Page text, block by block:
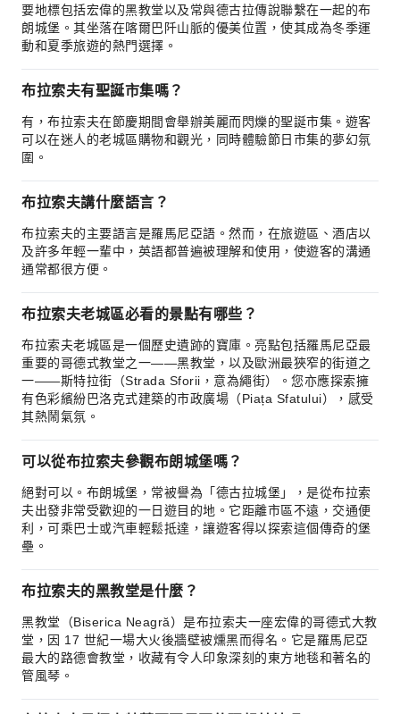
要地標包括宏偉的黑教堂以及常與德古拉傳說聯繫在一起的布
朗城堡。其坐落在喀爾巴阡山脈的優美位置，使其成為冬季運
動和夏季旅遊的熱門選擇。
布拉索夫有聖誕市集嗎？
有，布拉索夫在節慶期間會舉辦美麗而閃爍的聖誕市集。遊客
可以在迷人的老城區購物和觀光，同時體驗節日市集的夢幻氛
圍。
布拉索夫講什麼語言？
布拉索夫的主要語言是羅馬尼亞語。然而，在旅遊區、酒店以
及許多年輕一輩中，英語都普遍被理解和使用，使遊客的溝通
通常都很方便。
布拉索夫老城區必看的景點有哪些？
布拉索夫老城區是一個歷史遺跡的寶庫。亮點包括羅馬尼亞最
重要的哥德式教堂之一——黑教堂，以及歐洲最狹窄的街道之
一——斯特拉街（Strada Sforii，意為繩街）。您亦應探索擁
有色彩繽紛巴洛克式建築的市政廣場（Piața Sfatului），感受
其熱鬧氣氛。
可以從布拉索夫參觀布朗城堡嗎？
絕對可以。布朗城堡，常被譽為「德古拉城堡」，是從布拉索
夫出發非常受歡迎的一日遊目的地。它距離市區不遠，交通便
利，可乘巴士或汽車輕鬆抵達，讓遊客得以探索這個傳奇的堡
壘。
布拉索夫的黑教堂是什麼？
黑教堂（Biserica Neagră）是布拉索夫一座宏偉的哥德式大教
堂，因 17 世紀一場大火後牆壁被燻黑而得名。它是羅馬尼亞
最大的路德會教堂，收藏有令人印象深刻的東方地毯和著名的
管風琴。